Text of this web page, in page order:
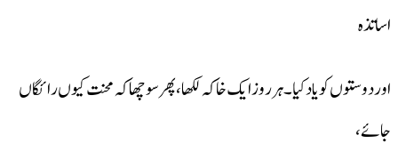
اساتذہ
اور دوستوں کو یاد کیا۔ہر روز ایک خاکہ لکھا،پھر سوچھا کہ محنت کیوں رائگاں
جائے،